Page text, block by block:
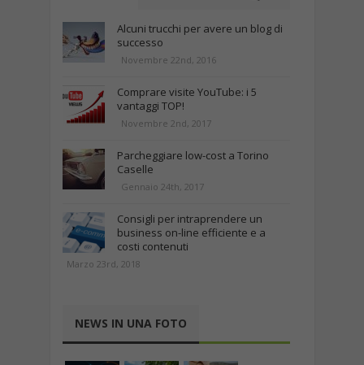
Alcuni trucchi per avere un blog di
successo
Novembre 22nd, 2016
Comprare visite YouTube: i 5
vantaggi TOP!
Novembre 2nd, 2017
Parcheggiare low-cost a Torino
Caselle
Gennaio 24th, 2017
Consigli per intraprendere un
business on-line efficiente e a
costi contenuti
Marzo 23rd, 2018
NEWS IN UNA FOTO